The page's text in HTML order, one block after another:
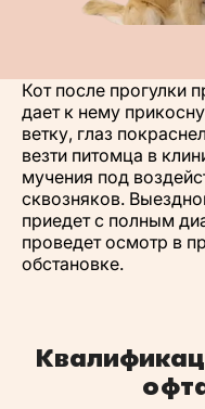
Кот после прогулки
дает к нему
ветку, глаз
везти питомца в
мучения под
сквозняков.
приедет с полным
проведет осмотр в
обстановке.